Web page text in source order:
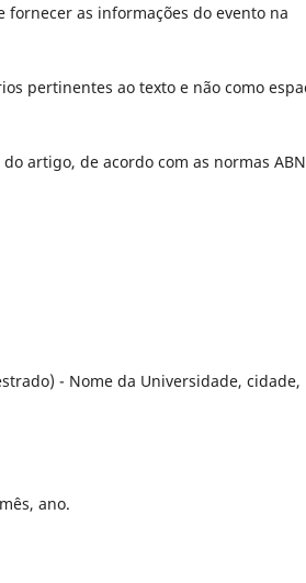
as informações do evento na
pertinentes ao texto e não como
artigo, de acordo com as normas
- Nome da Universidade, cidade,
ano.